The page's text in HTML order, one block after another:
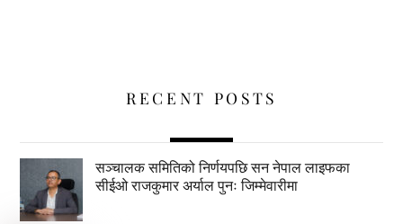
RECENT POSTS
सञ्चालक समितिको निर्णयपछि सन नेपाल लाइफका
सीईओ राजकुमार अर्याल पुनः जिम्मेवारीमा